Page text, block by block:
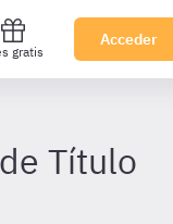
gratis
Acceder
Título